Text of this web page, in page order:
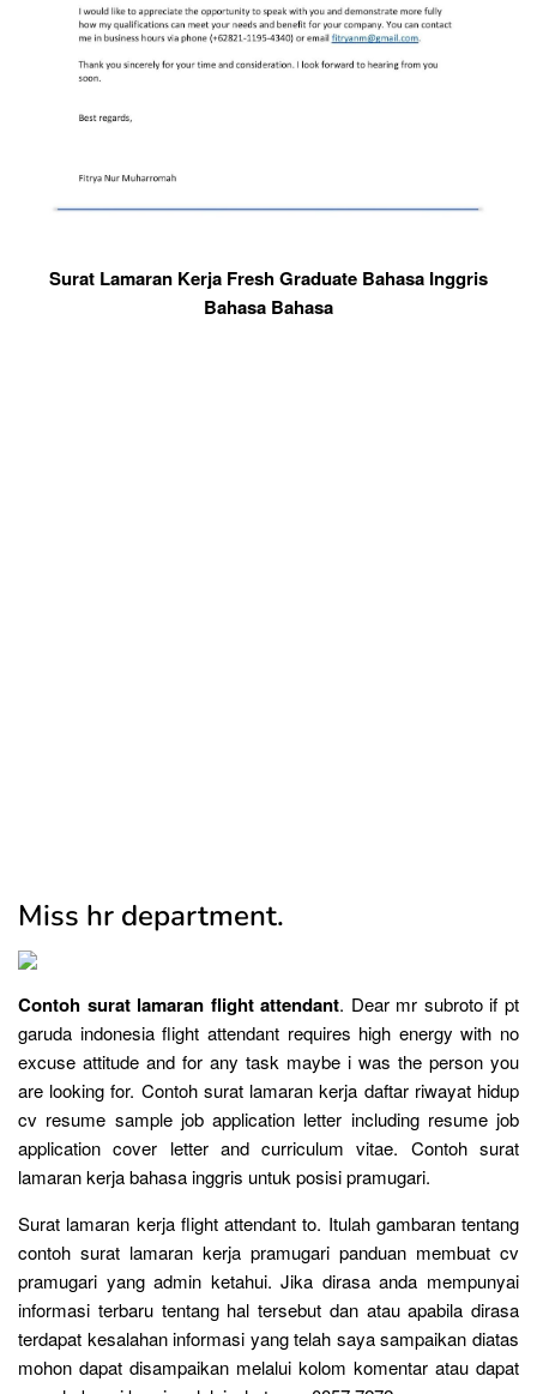
Surat Lamaran Kerja Fresh Graduate Bahasa Inggris
Bahasa Bahasa
Miss hr department.
Contoh surat lamaran flight attendant. Dear mr subroto if pt
garuda indonesia flight attendant requires high energy with no
excuse attitude and for any task maybe i was the person you
are looking for. Contoh surat lamaran kerja daftar riwayat hidup
cv resume sample job application letter including resume job
application cover letter and curriculum vitae. Contoh surat
lamaran kerja bahasa inggris untuk posisi pramugari.
Surat lamaran kerja flight attendant to. Itulah gambaran tentang
contoh surat lamaran kerja pramugari panduan membuat cv
pramugari yang admin ketahui. Jika dirasa anda mempunyai
informasi terbaru tentang hal tersebut dan atau apabila dirasa
terdapat kesalahan informasi yang telah saya sampaikan diatas
mohon dapat disampaikan melalui kolom komentar atau dapat